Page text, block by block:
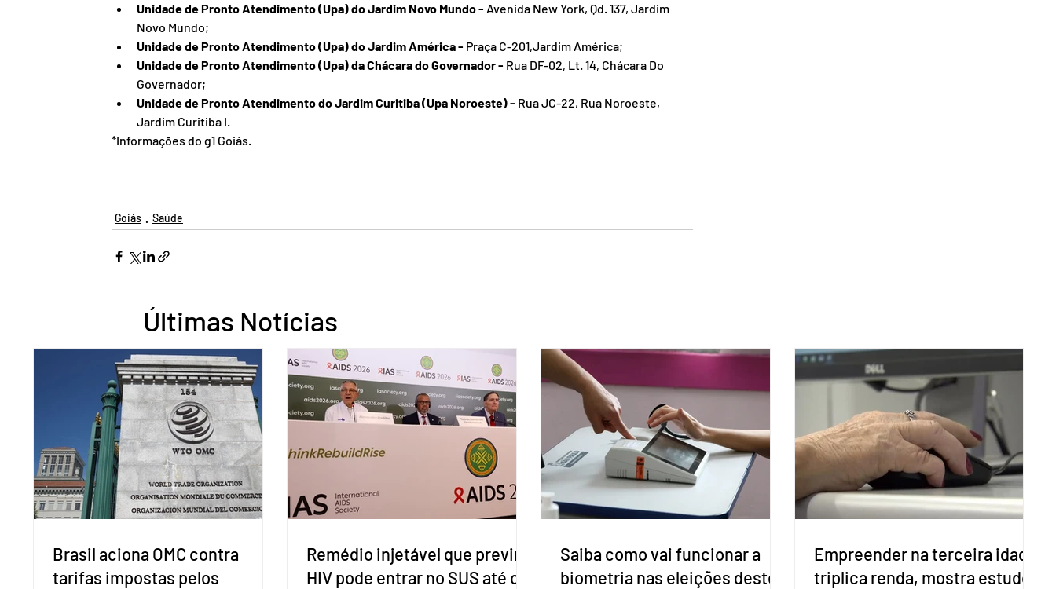
Unidade de Pronto Atendimento (Upa) do Jardim Novo Mundo - Avenida New York, Qd. 137, Jardim
Novo Mundo;
Unidade de Pronto Atendimento (Upa) do Jardim América - Praça C-201,Jardim América;
Unidade de Pronto Atendimento (Upa) da Chácara do Governador - Rua DF-02, Lt. 14, Chácara Do
Governador;
Unidade de Pronto Atendimento do Jardim Curitiba (Upa Noroeste) - Rua JC-22, Rua Noroeste,
Jardim Curitiba I.
*Informações do g1 Goiás.
Goiás Saúde
Últimas Notícias
Brasil aciona OMC contra
tarifas impostas pelos
Remédio injetável que previne
HIV pode entrar no SUS até o
Saiba como vai funcionar a
biometria nas eleições deste
Empreender na terceira idade
triplica renda, mostra estudo